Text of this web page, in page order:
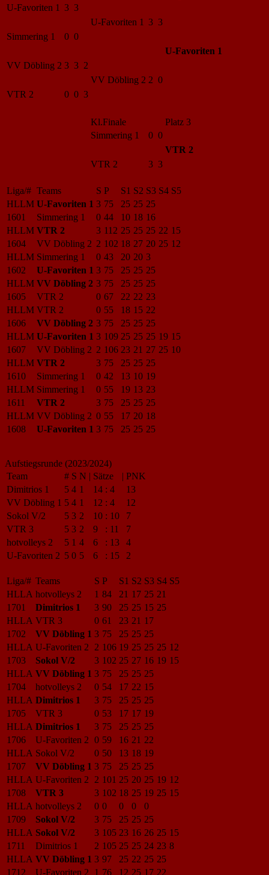
U-Favoriten 1 3 3
U-Favoriten 1 3 3
Simmering 1
0 0
U-Favoriten 1
VV Döbling 2 3 3 2
VV Döbling 2 2 0
VTR 2
0 0 3
Kl.Finale
Platz 3
Simmering 1
0 0
VTR 2
VTR 2
3 3
Liga/# Teams S P S1 S2 S3 S4 S5
HLLM U-Favoriten 1 3 75 25 25 25
1601
Simmering 1 0 44 10 18 16
HLLM VTR 2 3 112 25 25 25 22 15
1604
VV Döbling 2 2 102 18 27 20 25 12
HLLM Simmering 1 0 43 20 20 3
1602
U-Favoriten 1 3 75 25 25 25
HLLM VV Döbling 2 3 75 25 25 25
1605
VTR 2 0 67 22 22 23
HLLM VTR 2 0 55 18 15 22
1606
VV Döbling 2 3 75 25 25 25
HLLM U-Favoriten 1 3 109 25 25 25 19 15
1607
VV Döbling 2 2 106 23 21 27 25 10
HLLM VTR 2 3 75 25 25 25
1610
Simmering 1 0 42 13 10 19
HLLM Simmering 1 0 55 19 13 23
1611
VTR 2 3 75 25 25 25
HLLM VV Döbling 2 0 55 17 20 18
1608
U-Favoriten 1 3 75 25 25 25
Aufstiegsrunde (2023/2024)
Team
# S N | Sätze | PNK
Dimitrios 1
5 4 1 14 : 4
13
VV Döbling 1 5 4 1 12 : 4
12
Sokol V/2
5 3 2 10 : 10
7
VTR 3
5 3 2 9 : 11
7
hotvolleys 2
5 1 4 6 : 13
4
U-Favoriten 2 5 0 5 6 : 15 2
Liga/# Teams S P S1 S2 S3 S4 S5
HLLA hotvolleys 2 1 84 21 17 25 21
1701
Dimitrios 1 3 90 25 25 15 25
HLLA VTR 3 0 61 23 21 17
1702
VV Döbling 1 3 75 25 25 25
HLLA U-Favoriten 2 2 106 19 25 25 25 12
1703
Sokol V/2 3 102 25 27 16 19 15
HLLA VV Döbling 1 3 75 25 25 25
1704
hotvolleys 2 0 54 17 22 15
HLLA Dimitrios 1 3 75 25 25 25
1705
VTR 3 0 53 17 17 19
HLLA Dimitrios 1 3 75 25 25 25
1706
U-Favoriten 2 0 59 16 21 22
HLLA Sokol V/2 0 50 13 18 19
1707
VV Döbling 1 3 75 25 25 25
HLLA U-Favoriten 2 2 101 25 20 25 19 12
1708
VTR 3 3 102 18 25 19 25 15
HLLA hotvolleys 2 0 0 0 0
0
1709
Sokol V/2 3 75 25 25 25
HLLA Sokol V/2 3 105 23 16 26 25 15
1711
Dimitrios 1 2 105 25 25 24 23 8
HLLA VV Döbling 1 3 97 25 22 25 25
1712
U-Favoriten 2 1 76 12 25 17 22